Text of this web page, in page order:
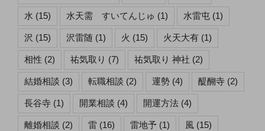
水 (15) 水天需 すいてんじゅ (1) 水雷屯 (1)
沢 (15) 沢雷随 (1) 火 (15) 火天大有 (1)
相性 (2) 祐気取り (7) 祐気取り 神社 (2)
結婚相談 (3) 転職相談 (2) 運勢 (4) 醍醐寺 (2)
長谷寺 (1) 開業相談 (4) 開運方法 (4)
離婚相談 (2) 雷 (16) 雷地予 (1) 風 (15)